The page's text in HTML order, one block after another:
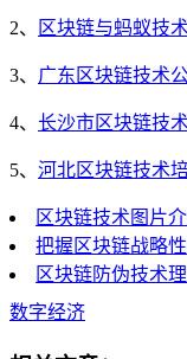
2、 区块链与蚂蚁技
3、 广东区块链技术
4、 长沙市区块链技
5、 河北区块链技术
区块链技术图片
把握区块链战略
区块链防伪技术
数字经济